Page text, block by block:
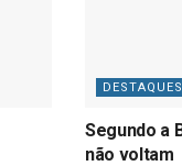
DESTAQUES
Segundo a
não voltam